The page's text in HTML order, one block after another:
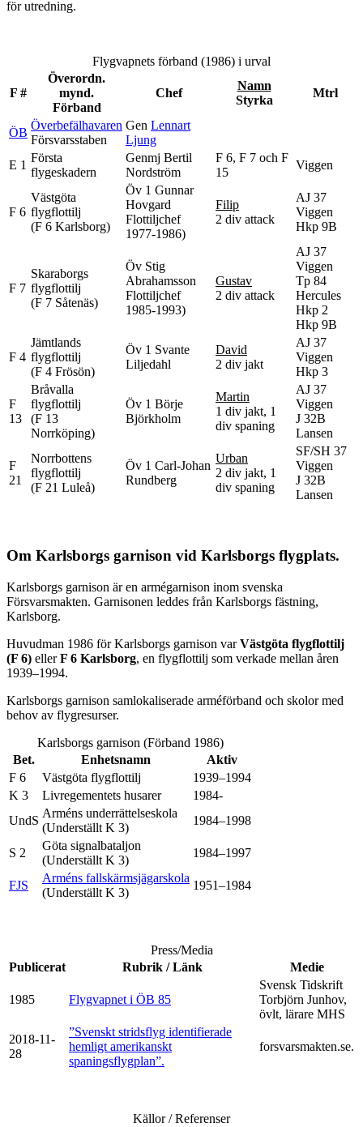
för utredning.
Flygvapnets förband (1986) i urval
F #
Överordn.
mynd.
Förband
Chef
Namn
Styrka
Mtrl
ÖB
Överbefälhavaren
Försvarsstaben
Gen Lennart
Ljung
E 1
Första
flygeskadern
Genmj Bertil
Nordström
F 6, F 7 och F
15
Viggen
F 6
Västgöta
flygflottilj
(F 6 Karlsborg)
Öv 1 Gunnar
Hovgard
Flottiljchef
1977-1986)
Filip
2 div attack
AJ 37
Viggen
Hkp 9B
F 7
Skaraborgs
flygflottilj
(F 7 Såtenäs)
Öv Stig
Abrahamsson
Flottiljchef
1985-1993)
Gustav
2 div attack
AJ 37
Viggen
Tp 84
Hercules
Hkp 2
Hkp 9B
F 4
Jämtlands
flygflottilj
(F 4 Frösön)
Öv 1 Svante
Liljedahl
David
2 div jakt
AJ 37
Viggen
Hkp 3
F
13
Bråvalla
flygflottilj
(F 13
Norrköping)
Öv 1 Börje
Björkholm
Martin
1 div jakt, 1
div spaning
AJ 37
Viggen
J 32B
Lansen
F
21
Norrbottens
flygflottilj
(F 21 Luleå)
Öv 1 Carl-Johan
Rundberg
Urban
2 div jakt, 1
div spaning
SF/SH 37
Viggen
J 32B
Lansen
Om Karlsborgs garnison vid Karlsborgs flygplats.
Karlsborgs garnison är en armégarnison inom svenska
Försvarsmakten. Garnisonen leddes från Karlsborgs fästning,
Karlsborg.
Huvudman 1986 för Karlsborgs garnison varVästgöta flygflottilj
(F 6) ellerF 6 Karlsborg, en flygflottilj som verkade mellan åren
1939–1994.
Karlsborgs garnison samlokaliserade arméförband och skolor med
behov av flygresurser.
Bet. Enhetsnamn Aktiv
Karlsborgs garnison (Förband 1986)
F 6 Västgöta flygflottilj
1939–1994
K 3
Livregementets husarer
1984-
UndS
Arméns underrättelseskola
(Underställt K 3)
1984–1998
S 2
Göta signalbataljon
(Underställt K 3)
1984–1997
FJS
Arméns fallskärmsjägarskola
(Underställt K 3)
1951–1984
Press/Media
Publicerat
Rubrik / Länk Medie
1985 Flygvapnet i ÖB 85
Svensk Tidskrift
Torbjörn Junhov,
övlt, lärare MHS
2018-11-
28
”Svenskt stridsflyg identifierade
hemligt amerikanskt
spaningsflygplan”.
forsvarsmakten.se.
Källor / Referenser